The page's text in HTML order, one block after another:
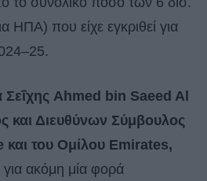
ΗΠΑ) που είχε εγκριθεί για
Ahmed bin Saeed Al
και Διευθύνων Σύμβουλος
του Ομίλου Emirates,
ακόμη μία φορά